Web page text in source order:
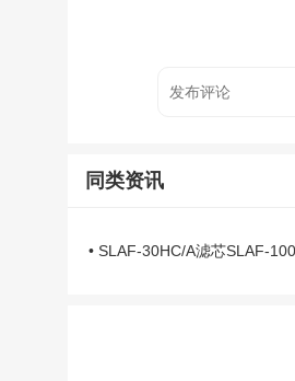
同类资讯
• SLAF-30HC/A滤芯SLAF-